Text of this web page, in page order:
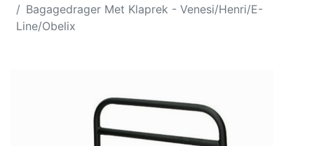
Bagagedrager Met Klaprek - Venesi/Henri/E-
Line/Obelix